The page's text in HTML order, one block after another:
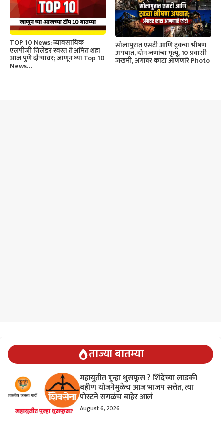
TOP 10 News: व्यावसायिक
एलपीजी सिलेंडर स्वस्त ते अमित शहा
आज पुणे दौऱ्यावर; जाणून घ्या Top 10
News…
सोलापुरात एसटी आणि ट्रकचा भीषण
अपघात, दोन जणांचा मृत्यू, 10 प्रवासी
जखमी, अंगावर काटा आणणारे Photo
ताज्या बातम्या
महायुतीत पुन्हा धुसफूस ? शिंदेंच्या लाडकी
बहीण योजनेमुळेच आज भाजप सत्तेत, त्या
पोस्टने सगळंच बाहेर आलं
August 6, 2026